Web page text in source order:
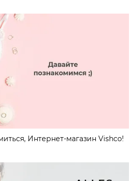
Интернет-магазин Vishco!